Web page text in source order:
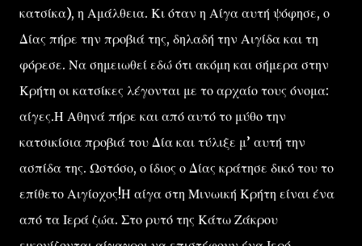
κατσίκα), η Αμάλθεια. Κι όταν η Αίγα αυτή ψόφησε, ο
Δίας πήρε την προβιά της, δηλαδή την Αιγίδα και τη
φόρεσε. Να σημειωθεί εδώ ότι ακόμη και σήμερα στην
Κρήτη οι κατσίκες λέγονται με το αρχαίο τους όνομα:
αίγες.Η Αθηνά πήρε και από αυτό το μύθο την
κατσικίσια προβιά του Δία και τύλιξε μ’ αυτή την
ασπίδα της. Ωστόσο, ο ίδιος ο Δίας κράτησε δικό του το
επίθετο Αιγίοχος!Η αίγα στη Μινωική Κρήτη είναι ένα
από τα Ιερά ζώα. Στο ρυτό της Κάτω Ζάκρου